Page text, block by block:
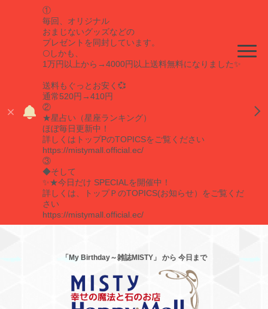
①
毎回、オリジナル
おまじないグッズなどの
プレゼントを同封しています。
🌕しかも、
1万円以上から→4000円以上送料無料になりました✨
送料もぐっとお安く💞
通常520円→410円
②
★星占い（星座ランキング）
ほぼ毎日更新中！
詳しくはトップPのTOPICSをご覧ください
https://mistymall.official.ec/
③
◆そして
✨★今日だけ SPECIALを開催中！
詳しくは、トップＰのTOPICS(お知らせ）をご覧くだ
さい
https://mistymall.official.ec/
「My Birthday～雑誌MISTY」 から 今日まで